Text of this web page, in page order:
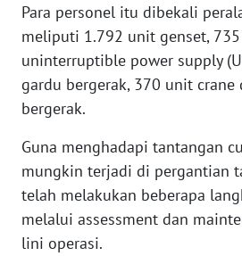
Para personel itu dibekali
meliputi 1.792 unit genset,
uninterruptible power supply
gardu bergerak, 370 unit
bergerak.
Guna menghadapi tantangan
mungkin terjadi di pergantian
telah melakukan beberapa
melalui assessment dan
lini operasi.
WN
PAPUA
BARAT
RIAU
WN
SERAMBI